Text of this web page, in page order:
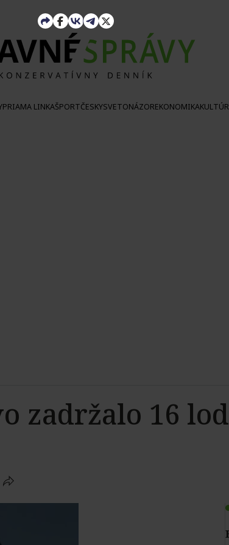
PRIAMA LINKAŠPORTČESKYSVETONÁZOREKONOMIKA
zadržalo 16